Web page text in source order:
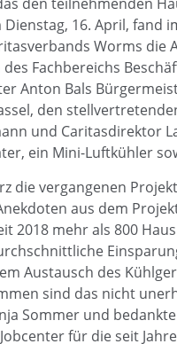
16. April, fand
Worms die
Fachbereichs
Anton Bals
den
und Caritasdirektor
ein Mini-Luftkühler
die vergangenen
aus dem
2018 mehr als 800
Austausch des
sind das nicht
Sommer und
für die seit